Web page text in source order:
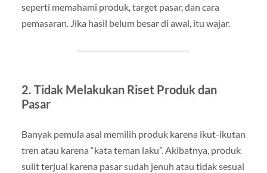
seperti memahami produk, target pasar, dan cara
pemasaran. Jika hasil belum besar di awal, itu wajar.
2. Tidak Melakukan Riset Produk dan
Pasar
Banyak pemula asal memilih produk karena ikut-ikutan
tren atau karena “kata teman laku”. Akibatnya, produk
sulit terjual karena pasar sudah jenuh atau tidak sesuai